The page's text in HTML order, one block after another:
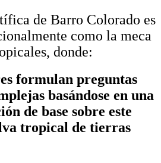
de Barro Colorado es
como la meca
donde:
formulan preguntas
basándose en una
de base sobre este
tropical de tierras